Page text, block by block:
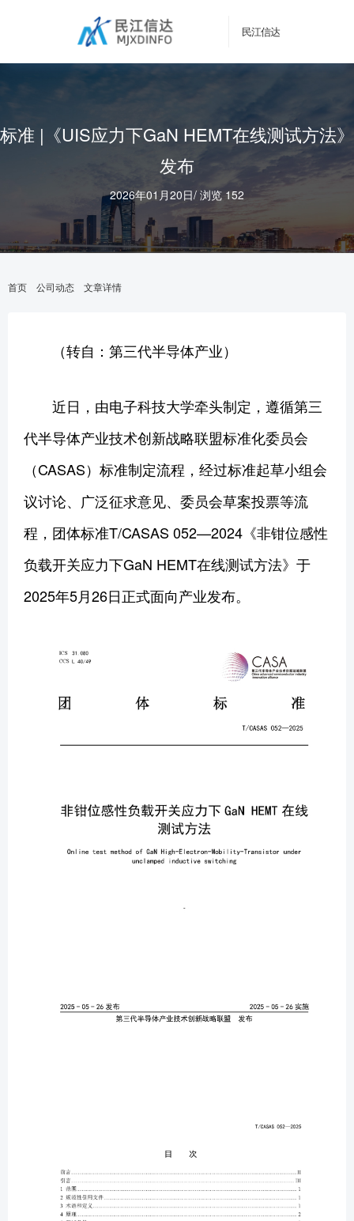
民江信达
标准 |《UIS应力下GaN HEMT在线测试方法》
发布
2026年01月20日/ 浏览 152
首页 公司动态 文章详情
（转自：第三代半导体产业）
近日，由电子科技大学牵头制定，遵循第三
代半导体产业技术创新战略联盟标准化委员会
（CASAS）标准制定流程，经过标准起草小组会
议讨论、广泛征求意见、委员会草案投票等流
程，团体标准T/CASAS 052—2024《非钳位感性
负载开关应力下GaN HEMT在线测试方法》于
2025年5月26日正式面向产业发布。